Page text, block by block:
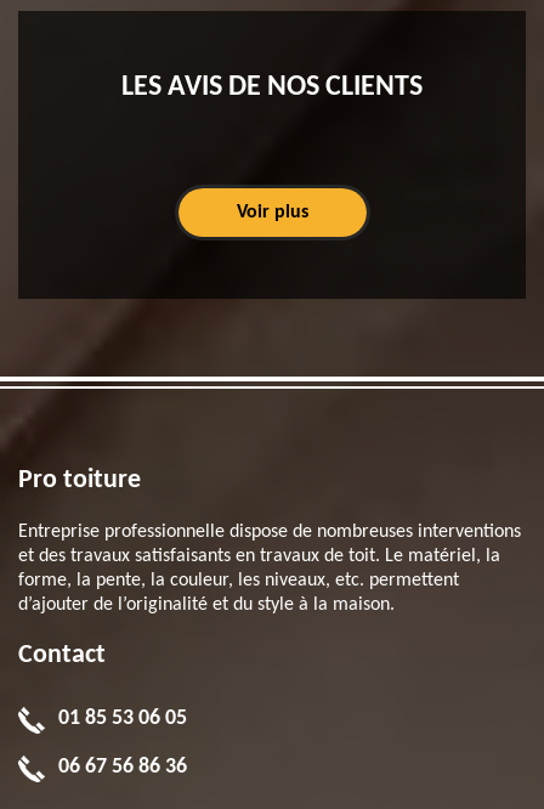
LES AVIS DE NOS CLIENTS
Voir plus
Pro toiture
Entreprise professionnelle dispose de nombreuses interventions
et des travaux satisfaisants en travaux de toit. Le matériel, la
forme, la pente, la couleur, les niveaux, etc. permettent
d’ajouter de l’originalité et du style à la maison.
Contact
01 85 53 06 05
06 67 56 86 36